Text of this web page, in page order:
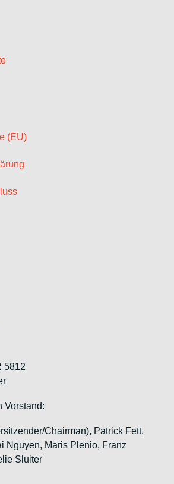
(EU)
5812
Vorstand:
Chairman), Patrick Fett,
Nguyen, Maris Plenio, Franz
Sluiter